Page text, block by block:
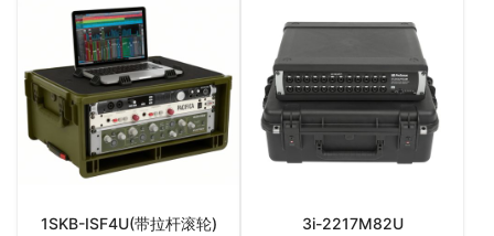
1SKB-ISF4U(带拉杆滚轮) 3i-2217M82U